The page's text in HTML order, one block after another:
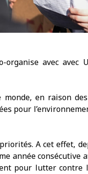
organise avecavec
en raison
pour
A cet effet,
année consécutive
pour lutter contre